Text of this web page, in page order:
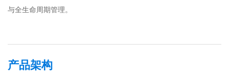
与全生命周期管理。
产品架构